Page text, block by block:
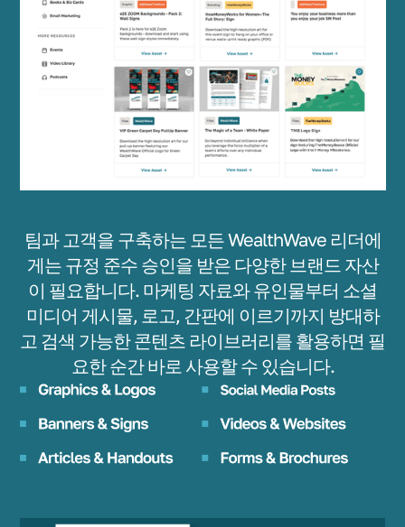
팀과 고객을 구축하는 모든 WealthWave 리더에
게는 규정 준수 승인을 받은 다양한 브랜드 자산
이 필요합니다. 마케팅 자료와 유인물부터 소셜
미디어 게시물, 로고, 간판에 이르기까지 방대하
고 검색 가능한 콘텐츠 라이브러리를 활용하면 필
요한 순간 바로 사용할 수 있습니다.